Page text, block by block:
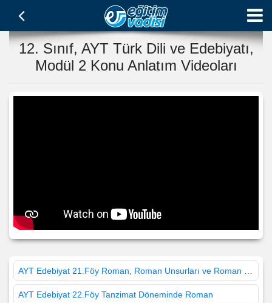
12. Sınıf, AYT Türk Dili ve Edebiyatı,
Modül 2 Konu Anlatım Videoları
AYT Edebiyat 22.Föy Tanzimat Döneminde Roman